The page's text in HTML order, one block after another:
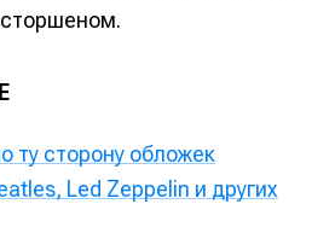
ту сторону обложек
Led Zeppelin и других